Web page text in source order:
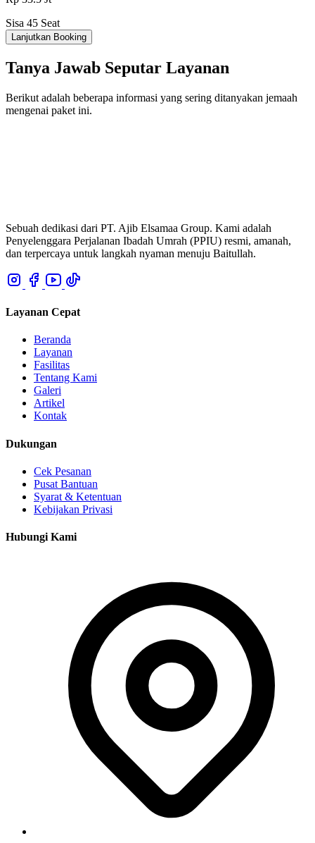
Sisa 45 Seat
Lanjutkan Booking
Tanya Jawab Seputar Layanan
Berikut adalah beberapa informasi yang sering ditanyakan jemaah
mengenai paket ini.
Sebuah dedikasi dari PT. Ajib Elsamaa Group. Kami adalah
Penyelenggara Perjalanan Ibadah Umrah (PPIU) resmi, amanah,
dan terpercaya untuk langkah nyaman menuju Baitullah.
Layanan Cepat
Beranda
Layanan
Fasilitas
Tentang Kami
Galeri
Artikel
Kontak
Dukungan
Cek Pesanan
Pusat Bantuan
Syarat & Ketentuan
Kebijakan Privasi
Hubungi Kami